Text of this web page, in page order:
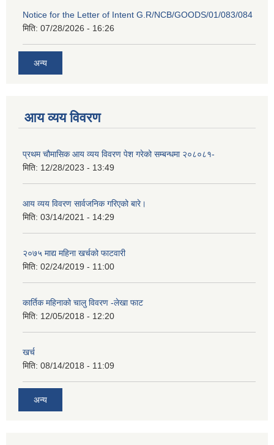
Notice for the Letter of Intent G.R/NCB/GOODS/01/083/084
मिति: 07/28/2026 - 16:26
अन्य
आय व्यय विवरण
प्रथम चौमासिक आय व्यय विवरण पेश गरेको सम्बन्धमा २०८०८१-
मिति: 12/28/2023 - 13:49
आय व्यय विवरण सार्वजनिक गरिएको बारे।
मिति: 03/14/2021 - 14:29
२०७५ माद्य महिना खर्चको फाटवारी
मिति: 02/24/2019 - 11:00
कार्तिक महिनाको चालु विवरण -लेखा फाट
मिति: 12/05/2018 - 12:20
खर्च
मिति: 08/14/2018 - 11:09
अन्य